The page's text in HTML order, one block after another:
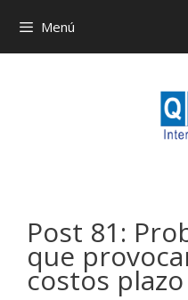
Menú
Post 81:
que
costos